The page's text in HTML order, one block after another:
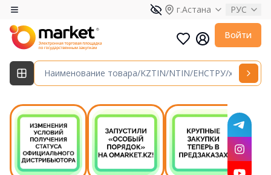
г.Астана РУС
Войти